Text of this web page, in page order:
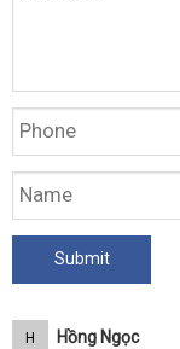
H Hồng Ngọc